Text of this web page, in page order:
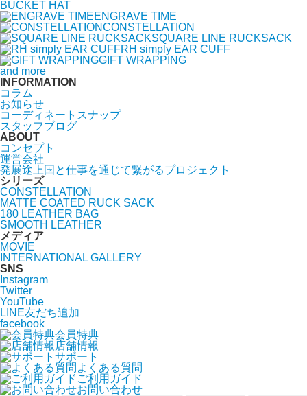
BUCKET HAT
ENGRAVE TIME
CONSTELLATION
SQUARE LINE RUCKSACK
RH simply EAR CUFF
GIFT WRAPPING
and more
INFORMATION
コラム
お知らせ
コーディネートスナップ
スタッフブログ
ABOUT
コンセプト
運営会社
発展途上国と仕事を通じて繋がるプロジェクト
シリーズ
CONSTELLATION
MATTE COATED RUCK SACK
180 LEATHER BAG
SMOOTH LEATHER
メディア
MOVIE
INTERNATIONAL GALLERY
SNS
Instagram
Twitter
YouTube
LINE友だち追加
facebook
会員特典
店舗情報
サポート
よくある質問
ご利用ガイド
お問い合わせ